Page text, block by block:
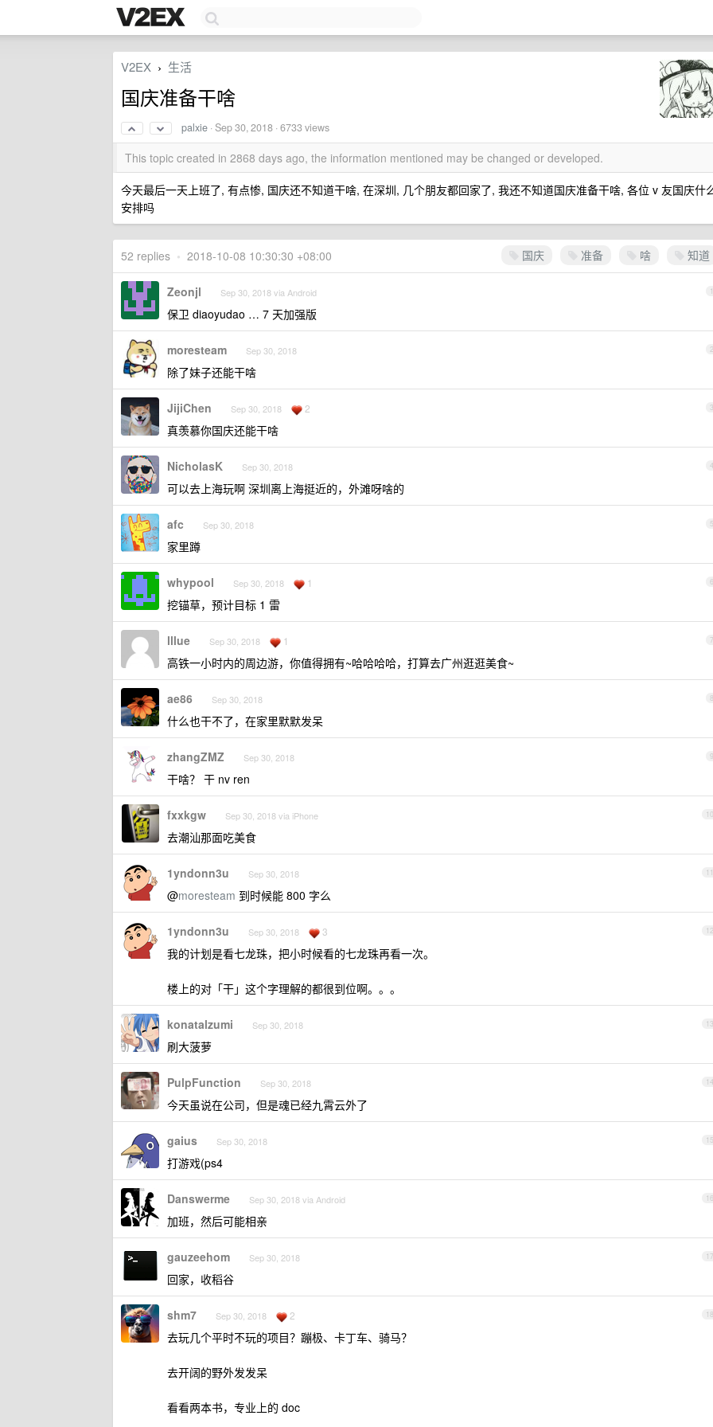
V2EX › 生活
国庆准备干啥
palxie ·Sep 30, 2018 · 6733 views
This topic created in 2868 days ago, the information mentioned may be changed or developed.
今天最后一天上班了, 有点惨, 国庆还不知道干啥, 在深圳, 几个朋友都回家了, 我还不知道国庆准备干啥, 各位 v 友国庆什
安排吗
国庆 准备 啥 知道
52 replies • 2018-10-08 10:30:30 +08:00
1
Zeonjl Sep 30, 2018 via Android
保卫 diaoyudao … 7 天加强版
2
moresteam Sep 30, 2018
除了妹子还能干啥
3
JijiChen Sep 30, 2018 2
真羡慕你国庆还能干啥
4
NicholasK Sep 30, 2018
可以去上海玩啊 深圳离上海挺近的，外滩呀啥的
5
afc Sep 30, 2018
家里蹲
6
whypool Sep 30, 2018 1
挖锚草，预计目标 1 雷
7
lllue Sep 30, 2018 1
高铁一小时内的周边游，你值得拥有~哈哈哈哈，打算去广州逛逛美食~
8
ae86 Sep 30, 2018
什么也干不了，在家里默默发呆
9
zhangZMZ Sep 30, 2018
干啥？ 干 nv ren
10
fxxkgw Sep 30, 2018 via iPhone
去潮汕那面吃美食
11
1yndonn3u Sep 30, 2018
@moresteam 到时候能 800 字么
12
1yndonn3u Sep 30, 2018 3
我的计划是看七龙珠，把小时候看的七龙珠再看一次。
楼上的对「干」这个字理解的都很到位啊。。。
13
konatalzumi Sep 30, 2018
刷大菠萝
14
PulpFunction Sep 30, 2018
今天虽说在公司，但是魂已经九霄云外了
15
gaius Sep 30, 2018
打游戏(ps4
16
Danswerme Sep 30, 2018 via Android
加班，然后可能相亲
17
gauzeehom Sep 30, 2018
回家，收稻谷
18
shm7 Sep 30, 2018 2
去玩几个平时不玩的项目？蹦极、卡丁车、骑马？
去开阔的野外发发呆
看看两本书，专业上的 doc